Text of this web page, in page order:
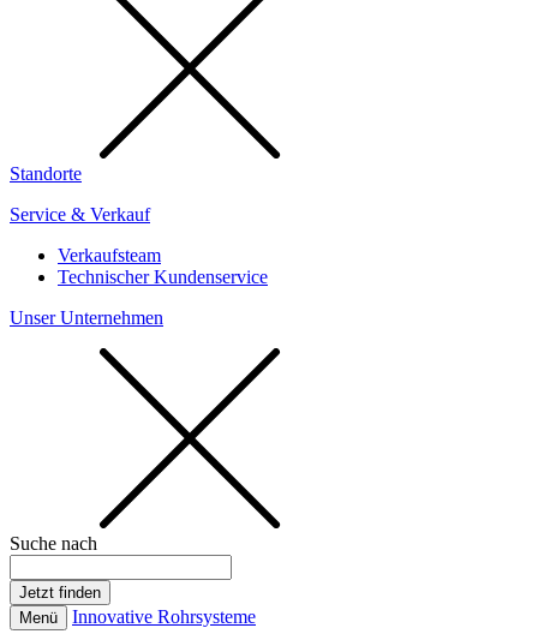
Standorte
Service & Verkauf
Verkaufsteam
Technischer Kundenservice
Unser Unternehmen
Suche nach
Menü Innovative Rohrsysteme